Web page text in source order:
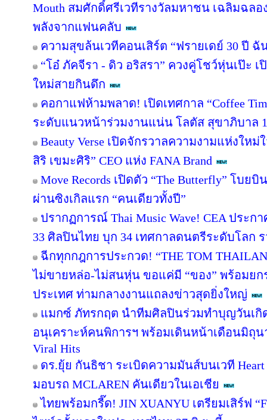
Mouth สมศักดิ์ศรีเวทีรางวัลมหาชน เฉลิมฉล
พลังจากแฟนคลับ
ความสุขล้นเวทีคอนเสิร์ต “ฟรายเดย์ 30 ปี
“โอ๋ ภัคจีรา - ดิว อริสรา” ควงคู่โชว์หุ่นเป๊ะ เ
ใหม่สายกินดึก
คอกาแฟห้ามพลาด! เปิดเทศกาล “Coffee
ระดับแนวหน้าร่วมงานแน่น โลตัส สุขาภิบาล
Beauty Verse เปิดจักรวาลความงามแห่งให
สิริ เขมะศิริ” CEO แห่ง FANA Brand
Move Records เปิดตัว “The Butterfly” โบ
ผ่านซิงเกิลแรก “คนเดียวทั้งปี”
ปรากฏการณ์ Thai Music Wave! CEA ประกา
33 ศิลปินไทย บุก 34 เทศกาลดนตรีระดับโลก
ฉีกทุกกฎการประกวด! “THE TOM
ไม่ขายหล่อ-ไม่สนหุ่น ขอแค่มี “ของ” พร้อมย
ประเทศ ท่ามกลางงานแถลงข่าวสุดยิ่งใหญ่
แมกซ์ ภัทรกฤต นำทีมศิลปินร่วมทำบุญวันเกิ
อนุเคราะห์คนพิการฯ พร้อมเดินหน้าเดือนมิถุ
Viral Hits
ดร.ยุ้ย กันธิชา ระเบิดความมันส์บนเวที Heart
มอบรถ MCLAREN คันเดียวในเอเชีย
ไทยพร้อมกรี๊ด! JIN XUANYU เตรียมเสิร์ฟ